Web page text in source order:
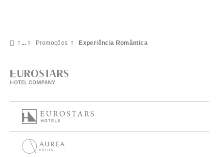
Promoções Experiência Romântica